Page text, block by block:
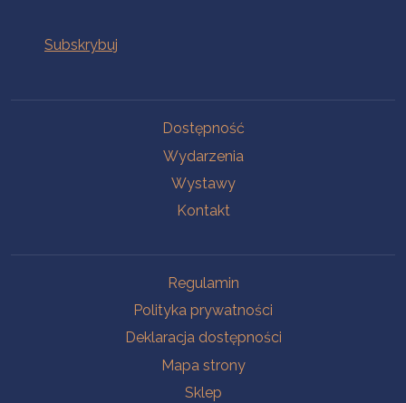
Dostępność
Wydarzenia
Wystawy
Kontakt
Regulamin
Polityka prywatności
Deklaracja dostępności
Mapa strony
Sklep